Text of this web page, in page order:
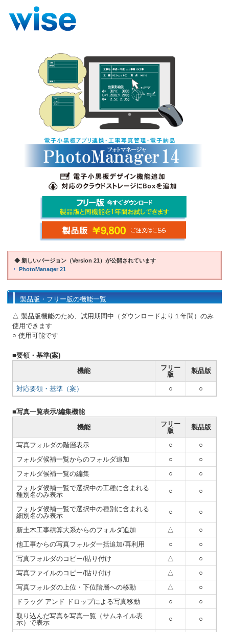
◆ 新しいバージョン（Version 21）が公開されています
PhotoManager 21
製品版・フリー版の機能一覧
△ 製品版機能のため、試用期間中（ダウンロードより１年間）のみ
使用できます
○ 使用可能です
■要領・基準(案)
機能
フリー
版
製品版
対応要領・基準（案） ○ ○
■写真一覧表示/編集機能
機能
フリー
版
製品版
写真フォルダの階層表示 ○
○
フォルダ候補一覧からのフォルダ追加
○
○
フォルダ候補一覧の編集
○
○
フォルダ候補一覧で選択中の工種に含まれる
種別名のみ表示
○ ○
フォルダ候補一覧で選択中の種別に含まれる
細別名のみ表示
○ ○
新土木工事積算大系からのフォルダ追加 △
○
他工事からの写真フォルダ一括追加/再利用
○
○
写真フォルダのコピー/貼り付け
△
○
写真ファイルのコピー/貼り付け
△
○
写真フォルダの上位・下位階層への移動
△
○
ドラッグ アンド ドロップによる写真移動
○
○
取り込んだ写真を写真一覧（サムネイル表
示）で表示
○ ○